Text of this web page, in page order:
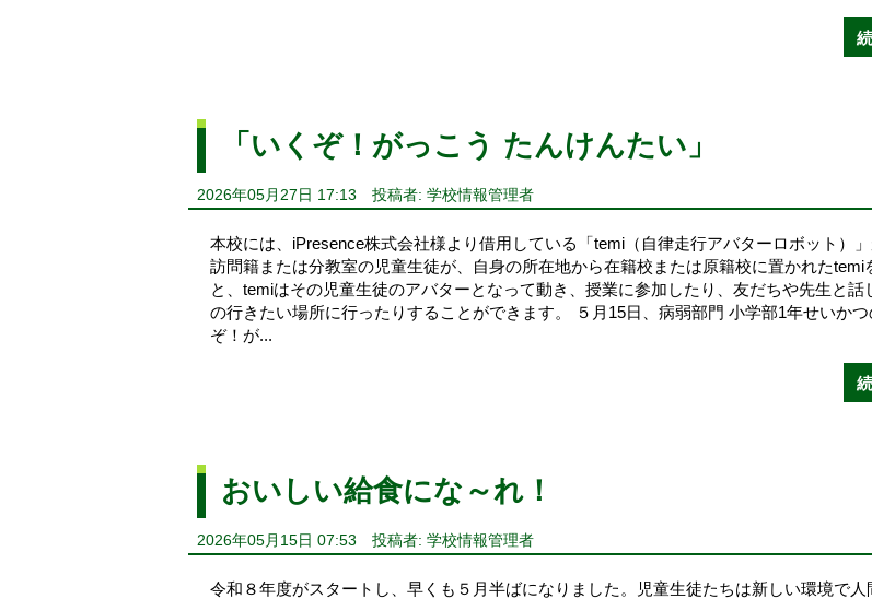
「いくぞ！がっこう たんけんたい」
2026年05月27日 17:13 投稿者: 学校情報管理者
本校には、iPresence株式会社様より借用している「temi（自律走行アバターロボット）」
訪問籍または分教室の児童生徒が、自身の所在地から在籍校または原籍校に置かれたtemi
と、temiはその児童生徒のアバターとなって動き、授業に参加したり、友だちや先生と話
の行きたい場所に行ったりすることができます。 ５月15日、病弱部門 小学部1年せいかつ
ぞ！が...
おいしい給食にな～れ！
2026年05月15日 07:53 投稿者: 学校情報管理者
令和８年度がスタートし、早くも５月半ばになりました。児童生徒たちは新しい環境で人